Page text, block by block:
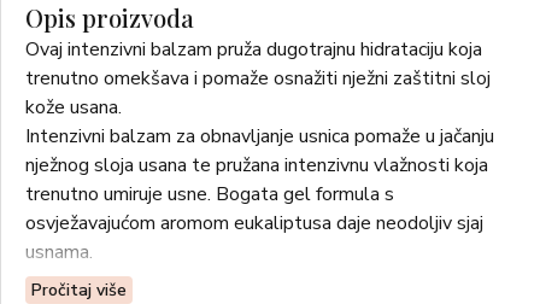
Opis proizvoda
Ovaj intenzivni balzam pruža dugotrajnu hidrataciju koja
trenutno omekšava i pomaže osnažiti nježni zaštitni sloj
kože usana.
Intenzivni balzam za obnavljanje usnica pomaže u jačanju
nježnog sloja usana te pružana intenzivnu vlažnosti koja
trenutno umiruje usne. Bogata gel formula s
osvježavajućom aromom eukaliptusa daje neodoljiv sjaj
usnama.
Pročitaj više